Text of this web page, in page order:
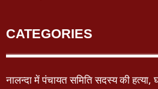
CATEGORIES
नालन्दा में पंचायत समिति सदस्य की